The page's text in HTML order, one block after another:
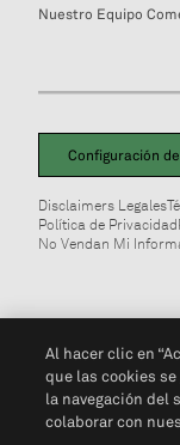
Nuestro Equipo
Configuración
Disclaimers Legales
Política de Privacidad
No Vendan Mi
Al hacer clic en
que las cookies
la navegación del
colaborar con